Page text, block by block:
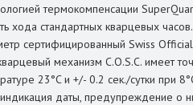
термокомпенсации
хода стандартных кварцевых
сертифицированный Swiss
механизм C.O.S.C. имеет
23°C и +/- 0.2 сек./сутки при
даты, предупреждение о